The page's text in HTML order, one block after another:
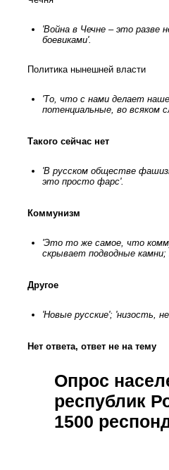
'Война в Чечне – это разве
боевиками'.
Политика нынешней власти
'То, что с нами делает
потенциальные, во всяком
Такого сейчас нет
'В русском обществе
это просто фарс'.
Коммунизм
'Это то же самое, что
скрывает подводные
Другое
'Новые русские'; 'низость,
Нет ответа, ответ не на тему
Опрос
республик
1500